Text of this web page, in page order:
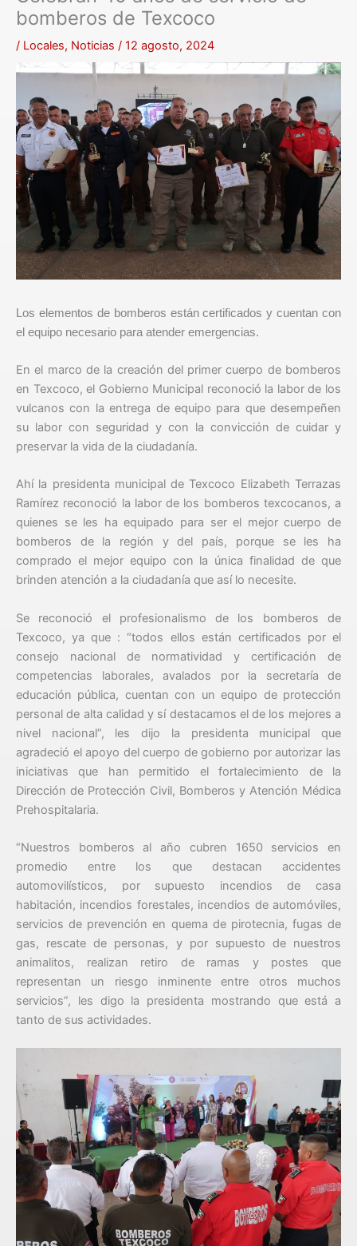
bomberos de Texcoco
/ Locales, Noticias / 12 agosto, 2024
Los elementos de bomberos están certificados y cuentan con
el equipo necesario para atender emergencias.
En el marco de la creación del primer cuerpo de bomberos
en Texcoco, el Gobierno Municipal reconoció la labor de los
vulcanos con la entrega de equipo para que desempeñen
su labor con seguridad y con la convicción de cuidar y
preservar la vida de la ciudadanía.
Ahí la presidenta municipal de Texcoco Elizabeth Terrazas
Ramírez reconoció la labor de los bomberos texcocanos, a
quienes se les ha equipado para ser el mejor cuerpo de
bomberos de la región y del país, porque se les ha
comprado el mejor equipo con la única finalidad de que
brinden atención a la ciudadanía que así lo necesite.
Se reconoció el profesionalismo de los bomberos de
Texcoco, ya que : “todos ellos están certificados por el
consejo nacional de normatividad y certificación de
competencias laborales, avalados por la secretaría de
educación pública, cuentan con un equipo de protección
personal de alta calidad y sí destacamos el de los mejores a
nivel nacional”, les dijo la presidenta municipal que
agradeció el apoyo del cuerpo de gobierno por autorizar las
iniciativas que han permitido el fortalecimiento de la
Dirección de Protección Civil, Bomberos y Atención Médica
Prehospitalaria.
“Nuestros bomberos al año cubren 1650 servicios en
promedio entre los que destacan accidentes
automovilísticos, por supuesto incendios de casa
habitación, incendios forestales, incendios de automóviles,
servicios de prevención en quema de pirotecnia, fugas de
gas, rescate de personas, y por supuesto de nuestros
animalitos, realizan retiro de ramas y postes que
representan un riesgo inminente entre otros muchos
servicios”, les digo la presidenta mostrando que está a
tanto de sus actividades.